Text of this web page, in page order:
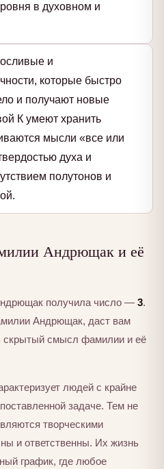
в духовном и
и
которые быстро
и получают новые
К умеют хранить
мысли «все или
духа и
полутонов и
Андрющак и её
получила число — 3.
Андрющак, даст вам
скрытый смысл фамилии и её
людей с крайне
задаче. Тем не
творческими
и ответственны. Их жизнь
график, где любое